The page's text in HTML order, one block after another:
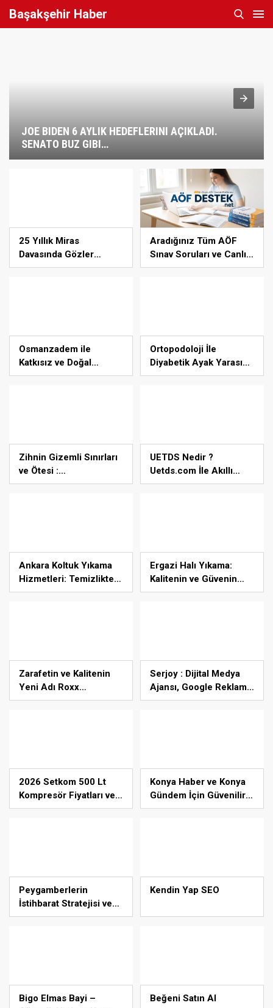
Başakşehir Haber
JOE BIDEN 6 AYLIK HEDEFLERINI AÇIKLADI.
SENATO BUZ GIBI…
25 Yıllık Miras
Davasında Gözler
Temmuz Ayındaki Karar
Aradığınız Tüm AÖF
Sınav Soruları ve Canlı
Açıköğretim Forumu
Osmanzadem ile
Katkısız ve Doğal
Beslenme Dönemi
Ortopodoloji İle
Diyabetik Ayak Yarası
Tedavisi
Zihnin Gizemli Sınırları
ve Ötesi :
Nasılnedir.com
UETDS Nedir ?
Uetds.com İle Akıllı
Dijital Taşımacılık
Ankara Koltuk Yıkama
Hizmetleri: Temizlikte
Güvenin Adresi
Ergazi Halı Yıkama:
Kalitenin ve Güvenin
Merkezi
Zarafetin ve Kalitenin
Yeni Adı Roxx
Signature
Serjoy : Dijital Medya
Ajansı, Google Reklam
Ajansı, SEO Ajansı ve
2026 Setkom 500 Lt
Kompresör Fiyatları ve
Teknik Özellikleri
Konya Haber ve Konya
Gündem İçin Güvenilir
Adresiniz
Peygamberlerin
İstihbarat Stratejisi ve
Keşif Sanatı
Kendin Yap SEO
Bigo Elmas Bayi –
Beğeni Satın Al